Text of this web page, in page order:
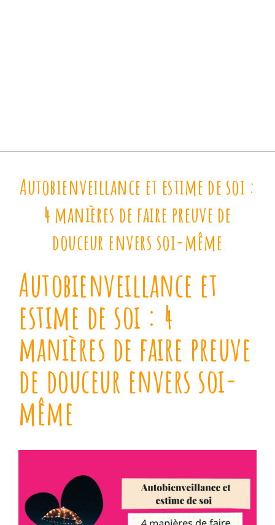
Autobienveillance et estime de soi :
4 manières de faire preuve de
douceur envers soi-même
Autobienveillance et
estime de soi : 4
manières de faire preuve
de douceur envers soi-
même